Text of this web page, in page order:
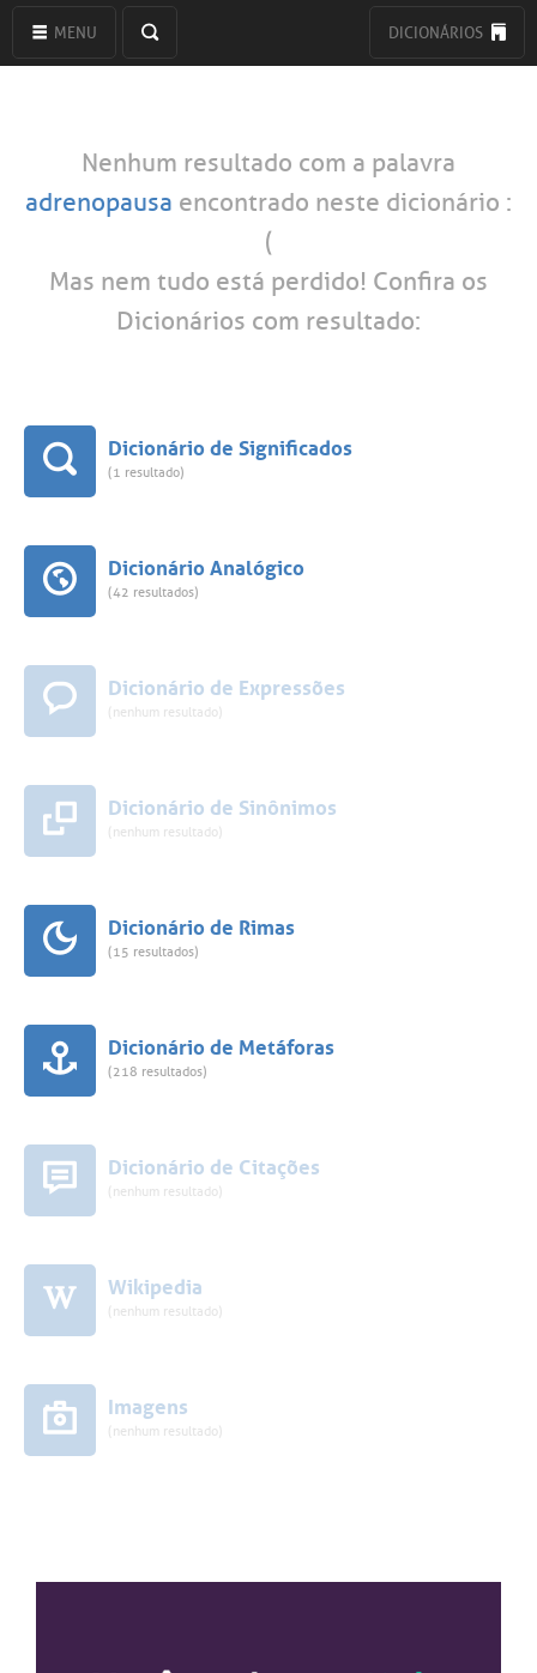
MENU DICIONÁRIOS
Nenhum resultado com a palavra
adrenopausa encontrado neste dicionário :
(
Mas nem tudo está perdido! Confira os
Dicionários com resultado:
Dicionário de Significados
(1 resultado)
Dicionário Analógico
(42 resultados)
Dicionário de Expressões
(nenhum resultado)
Dicionário de Sinônimos
(nenhum resultado)
Dicionário de Rimas
(15 resultados)
Dicionário de Metáforas
(218 resultados)
Dicionário de Citações
(nenhum resultado)
Wikipedia
(nenhum resultado)
Imagens
(nenhum resultado)